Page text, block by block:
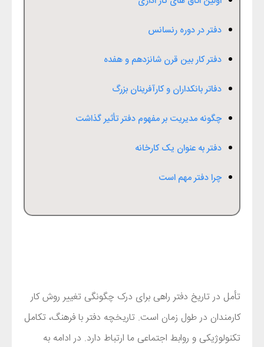
دفتر در دوره رنسانس
دفتر کار بین قرن شانزدهم و هفده
دفاتر بانکداران و کارآفرینان بزرگ
چگونه مدیریت بر مفهوم دفتر تأثیر گذاشت
دفتر به عنوان یک کارخانه
چرا دفتر مهم است
تأمل در تاریخ دفتر راهی برای درک چگونگی تغییر روش کار
کارمندان در طول زمان است. تاریخچه دفتر با فرهنگ، تکامل
تکنولوژیکی و روابط اجتماعی ما ارتباط دارد. در ادامه به